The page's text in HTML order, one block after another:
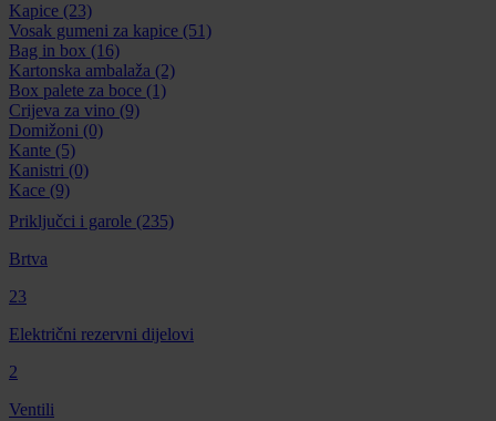
Kapice (23)
Vosak gumeni za kapice (51)
Bag in box (16)
Kartonska ambalaža (2)
Box palete za boce (1)
Crijeva za vino (9)
Domižoni (0)
Kante (5)
Kanistri (0)
Kace (9)
Priključci i garole (235)
Brtva
23
Električni rezervni dijelovi
2
Ventili